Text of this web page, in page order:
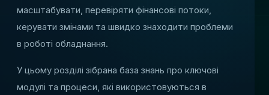
масштабувати, перевіряти фінансові потоки,
керувати змінами та швидко знаходити проблеми
в роботі обладнання.
У цьому розділі зібрана база знань про ключові
модулі та процеси, які використовуються в